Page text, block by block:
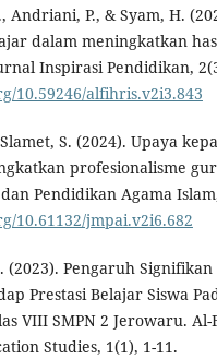
Andriani, P., & Syam, H.
dalam meningkatkan
Inspirasi Pendidikan,
10.59246/alfihris.v2i3.843
S. (2024). Upaya
profesionalisme
Pendidikan Agama
10.61132/jmpai.v2i6.682
(2023). Pengaruh Signifikan
Prestasi Belajar Siswa
VIII SMPN 2 Jerowaru. Al-
Studies, 1(1), 1-11.